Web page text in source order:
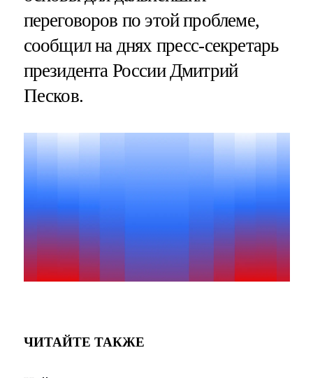
переговоров по этой проблеме,
сообщил на днях пресс-секретарь
президента России Дмитрий
Песков.
ЧИТАЙТЕ ТАКЖЕ